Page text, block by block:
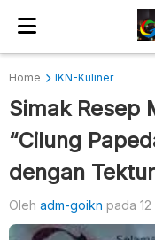
Home IKN-Kuliner
Simak Resep
“Cilung
dengan
Oleh adm-goikn pada